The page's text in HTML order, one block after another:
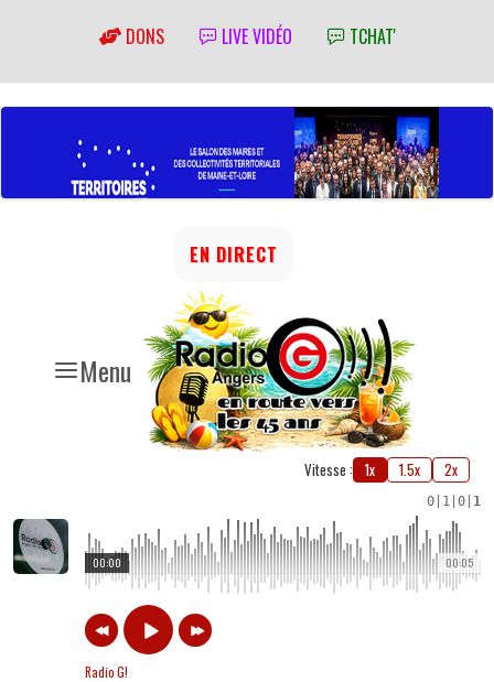
DONS LIVE VIDÉO TCHAT'
Menu
EN DIRECT
Vitesse : 1x 1.5x 2x
0 1 0 1
00:05
00:00
Radio G!